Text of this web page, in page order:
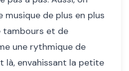
musique de plus en plus
tambours et de
une rythmique de
là, envahissant la petite